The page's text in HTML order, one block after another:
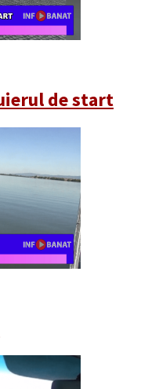
de start